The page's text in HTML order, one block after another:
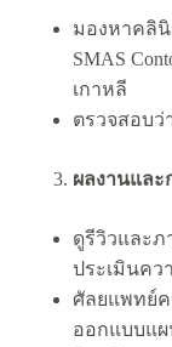
มองหาคลิ
SMAS
เกาหลี
ตรวจสอบ
ผลงานและ
ดูรีวิวและภ
ประเมินคว
ศัลยแพทย์ค
ออกแบบแผ